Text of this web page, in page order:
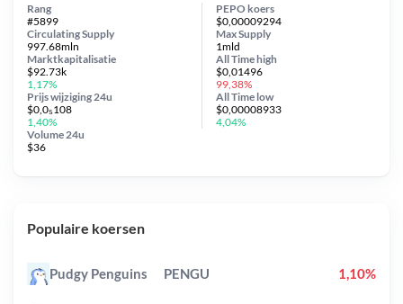
PEPO koers
$0,00009294
Circulating Supply
997.68mln
Prijs wijziging 24u
$0,0₅108
1,40%
Max Supply
1mld
Marktkapitalisatie
$92.73k
1,17%
Volume 24u
$36
Rang
#5899
All Timehigh
$0,01496
99,38%
All Time low
$0,00008933
4,04%
Populaire koersen
Pudgy Penguins PENGU 1,10%